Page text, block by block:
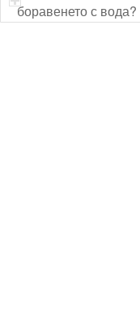
боравенето с вода?